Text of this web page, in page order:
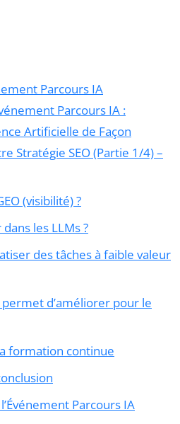
Parcours IA
Parcours IA :
Artificielle de Façon
Stratégie SEO (Partie 1/4) –
(visibilité) ?
les LLMs ?
des tâches à faible valeur
permet d’améliorer pour le
formation continue
Parcours IA